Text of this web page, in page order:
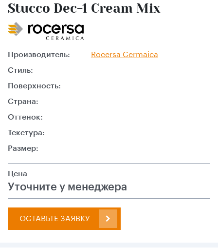
Stucco Dec-1 Cream Mix
Производитель:
Rocersa Cermaica
Стиль:
Поверхность:
Страна:
Оттенок:
Текстура:
Размер:
Цена
Уточните у менеджера
ОСТАВЬТЕ ЗАЯВКУ